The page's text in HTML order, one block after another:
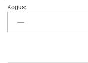
Rihmaratas
MTD,
Kogus: